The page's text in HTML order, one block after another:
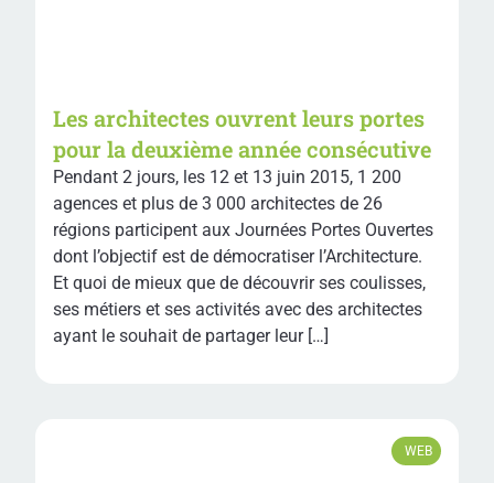
Les architectes ouvrent leurs portes
pour la deuxième année consécutive
Pendant 2 jours, les 12 et 13 juin 2015, 1 200
agences et plus de 3 000 architectes de 26
régions participent aux Journées Portes Ouvertes
dont l’objectif est de démocratiser l’Architecture.
Et quoi de mieux que de découvrir ses coulisses,
ses métiers et ses activités avec des architectes
ayant le souhait de partager leur […]
WEB